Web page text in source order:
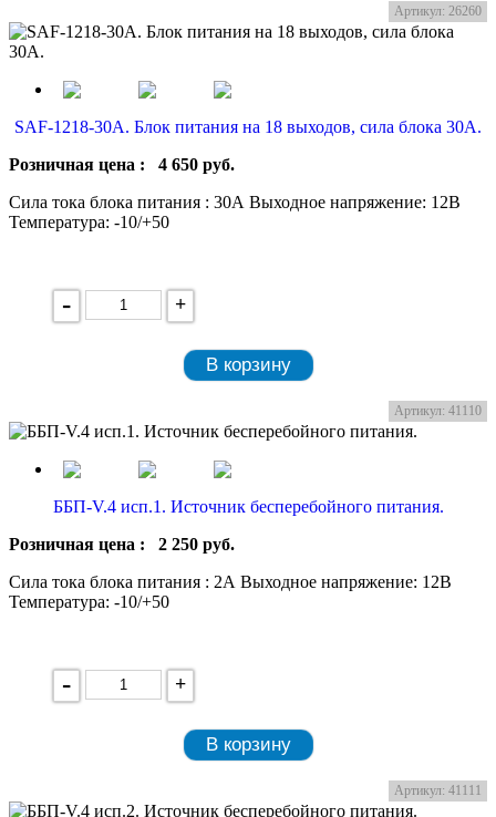
Артикул: 26260
SAF-1218-30А. Блок питания на 18 выходов, сила блока 30А.
Розничная цена : 4 650 руб.
Сила тока блока питания : 30А Выходное напряжение: 12В
Температура: -10/+50
- +
В корзину
Артикул: 41110
ББП-V.4 исп.1. Источник бесперебойного питания.
Розничная цена : 2 250 руб.
Сила тока блока питания : 2А Выходное напряжение: 12В
Температура: -10/+50
- +
В корзину
Артикул: 41111